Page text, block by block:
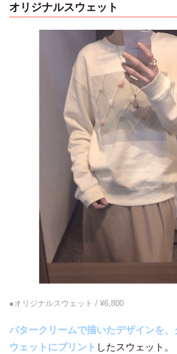
オリジナルスウェット
●オリジナルスウェット / ¥6,800
バタークリームで描いたデザインを、
ウェットにプリント したスウェット。